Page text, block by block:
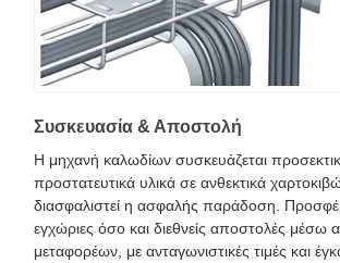
Συσκευασία & Αποστολή
Η μηχανή καλωδίων συσκευάζεται
προστατευτικά υλικά σε ανθεκτικά
διασφαλιστεί η ασφαλής παράδοση.
εγχώριες όσο και διεθνείς αποστολές μέσω
μεταφορέων, με ανταγωνιστικές τιμές και